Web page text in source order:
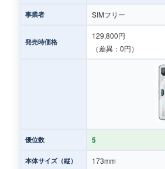
事業者 SIMフリー
発売時価格
129,800円
（差異：0円）
優位数 5
本体サイズ（縦） 173mm